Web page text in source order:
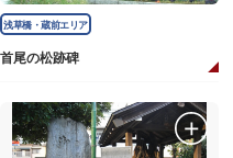
浅草橋・蔵前エリア
首尾の松跡碑